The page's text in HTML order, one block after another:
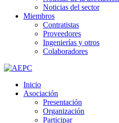
Noticias del sector
Miembros
Contratistas
Proveedores
Ingenierías y otros
Colaboradores
Inicio
Asociación
Presentación
Organización
Participar